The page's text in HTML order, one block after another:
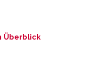
Überblick